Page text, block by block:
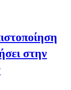
στην